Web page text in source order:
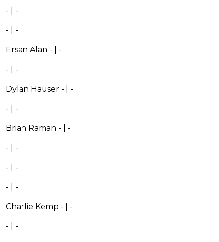
- | -
- | -
Ersan Alan - | -
- | -
Dylan Hauser - | -
- | -
Brian Raman - | -
- | -
- | -
- | -
Charlie Kemp - | -
- | -